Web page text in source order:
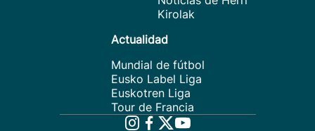
Kirolak
Actualidad
Mundial de fútbol
Eusko Label Liga
Euskotren Liga
Tour de Francia